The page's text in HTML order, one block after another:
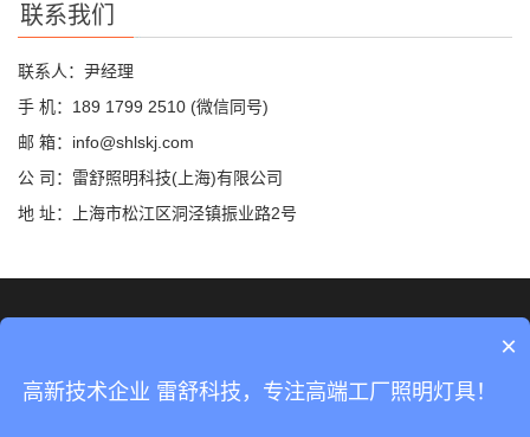
联系我们
联系人：尹经理
手 机：189 1799 2510 (微信同号)
邮 箱：info@shlskj.com
公 司：雷舒照明科技(上海)有限公司
地 址：上海市松江区洞泾镇振业路2号
×
高新技术企业 雷舒科技，专注高端工厂照明灯具！